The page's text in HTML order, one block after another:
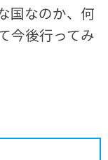
国なのか、何
今後行ってみ